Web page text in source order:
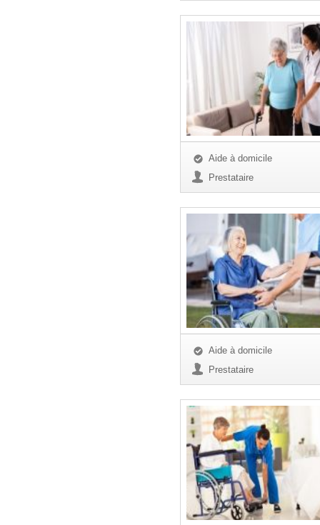
Aide à domicile
Prestataire
Aide à domicile
Prestataire